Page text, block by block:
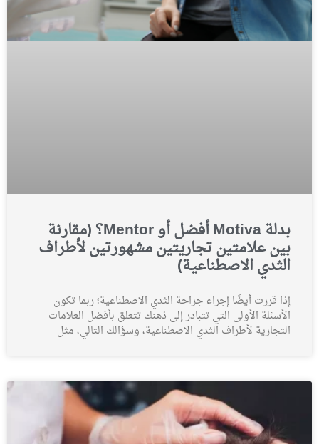
بدلة Motiva أفضل أو Mentor؟ (مقارنة
بين علامتين تجاريتين مشهورتين لأطراف
الثدي الاصطناعية)
إذا قررت أيضًا إجراء جراحة الثدي الاصطناعية؛ ربما تكون
الأسئلة الأولى التي تتبادر إلى ذهنك تتعلق بأفضل العلامات
التجارية لأطراف الثدي الاصطناعية، وسؤالك التالي، مثل